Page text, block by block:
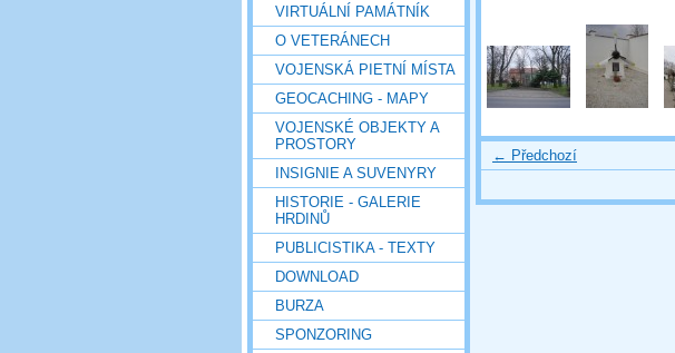
VIRTUÁLNÍ PAMÁTNÍK
O VETERÁNECH
VOJENSKÁ PIETNÍ MÍSTA
GEOCACHING - MAPY
VOJENSKÉ OBJEKTY A
PROSTORY
INSIGNIE A SUVENYRY
HISTORIE - GALERIE
HRDINŮ
PUBLICISTIKA - TEXTY
DOWNLOAD
BURZA
SPONZORING
← Předchozí